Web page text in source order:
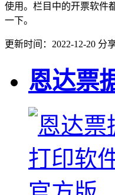
使用。栏目中的开票软件
一下。
更新时间：2022-12-20 分
恩达票